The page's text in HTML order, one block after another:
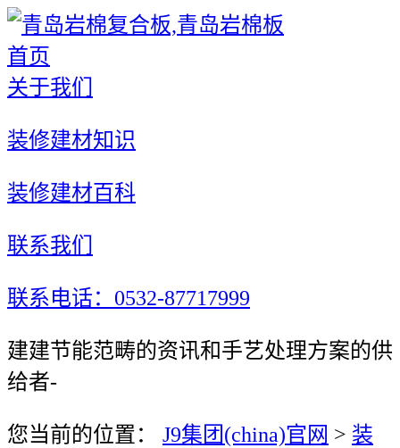
首页
关于我们
装修建材知识
装修建材百科
联系我们
联系电话：0532-87717999
建建节能范畴的资讯和手艺处理方案的供
给者-
您当前的位置： J9集团(china)官网 > 装